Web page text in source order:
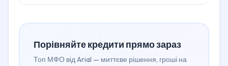
Порівняйте кредити прямо зараз
Топ МФО від Arial — миттєве рішення, гроші на